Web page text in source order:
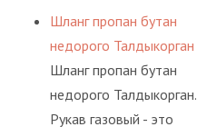
элементами системы.
газовый - это линия для
подачи сжатого
воздуха и различных
типов сжиженного газа
(кислород, аргон, метан,
Шланг пропан бутан
недорого Талдыкорган
Шланг пропан бутан
недорого Талдыкорган.
Рукав газовый - это